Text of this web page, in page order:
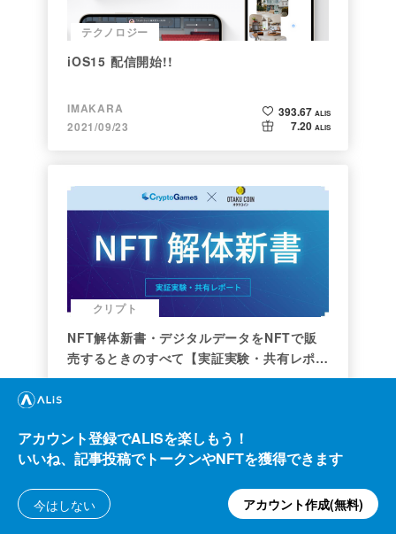
テクノロジー
iOS15 配信開始!!
IMAKARA
2021/09/23
393.67 ALIS
7.20 ALIS
クリプト
NFT解体新書・デジタルデータをNFTで販
売するときのすべて【実証実験・共有レポー
ト】
アカウント登録でALISを楽しもう！
いいね、記事投稿でトークンやNFTを獲得できます
今はしない アカウント作成(無料)